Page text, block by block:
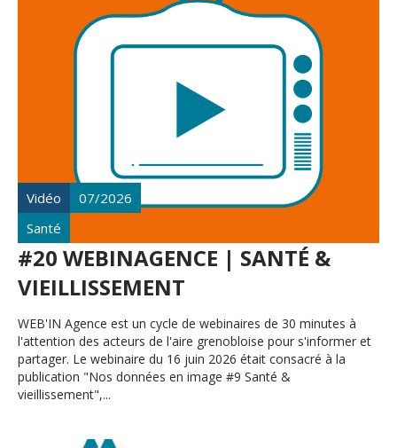
Vidéo
07/2026
Santé
#20 WEBINAGENCE | SANTÉ &
VIEILLISSEMENT
WEB'IN Agence est un cycle de webinaires de 30 minutes à
l'attention des acteurs de l'aire grenobloise pour s'informer et
partager. Le webinaire du 16 juin 2026 était consacré à la
publication "Nos données en image #9 Santé &
vieillissement",...